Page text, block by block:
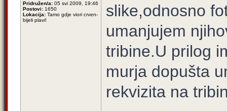
Pridružen/a: 05 svi 2009, 19:46
Postovi: 1650
Lokacija: Tamo gdje viori crven-
bijeli plavi!
slike,odnosno
umanjujem
tribine.U prilog
murja dopušta
rekvizita na